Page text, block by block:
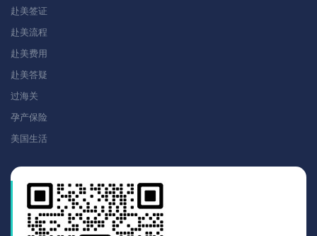
赴美签证
赴美流程
赴美费用
赴美答疑
过海关
孕产保险
美国生活